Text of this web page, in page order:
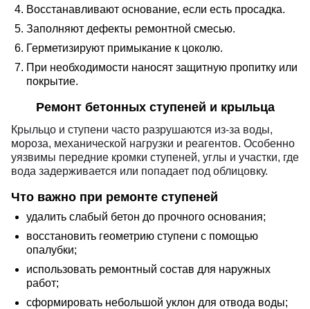
Восстанавливают основание, если есть просадка.
Заполняют дефекты ремонтной смесью.
Герметизируют примыкание к цоколю.
При необходимости наносят защитную пропитку или
покрытие.
Ремонт бетонных ступеней и крыльца
Крыльцо и ступени часто разрушаются из-за воды,
мороза, механической нагрузки и реагентов. Особенно
уязвимы передние кромки ступеней, углы и участки, где
вода задерживается или попадает под облицовку.
Что важно при ремонте ступеней
удалить слабый бетон до прочного основания;
восстановить геометрию ступени с помощью
опалубки;
использовать ремонтный состав для наружных
работ;
сформировать небольшой уклон для отвода воды;